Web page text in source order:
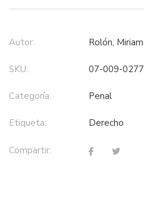
Autor: Rolón, Miriam
SKU: 07-009-0277
Categoría: penal
Etiqueta: derecho
Compartir: